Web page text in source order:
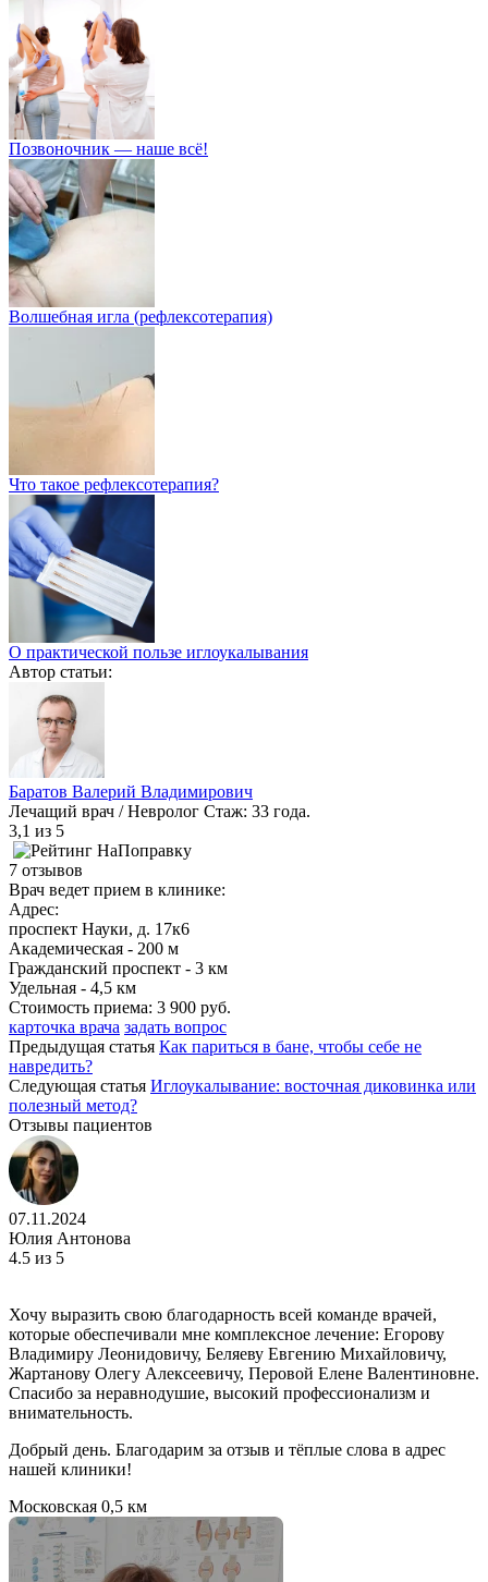
Позвоночник — наше всё!
Волшебная игла (рефлексотерапия)
Что такое рефлексотерапия?
О практической пользе иглоукалывания
Автор статьи:
Баратов Валерий Владимирович
Лечащий врач / Невролог Стаж: 33 года.
3,1 из 5
7 отзывов
Врач ведет прием в клинике:
Адрес:
проспект Науки, д. 17к6
Академическая - 200 м
Гражданский проспект - 3 км
Удельная - 4,5 км
Стоимость приема: 3 900 руб.
карточка врача задать вопрос
Предыдущая статья Как париться в бане, чтобы себе не
навредить?
Следующая статья Иглоукалывание: восточная диковинка или
полезный метод?
Отзывы пациентов
07.11.2024
Юлия Антонова
4.5 из 5
Хочу выразить свою благодарность всей команде врачей,
которые обеспечивали мне комплексное лечение: Егорову
Владимиру Леонидовичу, Беляеву Евгению Михайловичу,
Жартанову Олегу Алексеевичу, Перовой Елене Валентиновне.
Спасибо за неравнодушие, высокий профессионализм и
внимательность.
Добрый день. Благодарим за отзыв и тёплые слова в адрес
нашей клиники!
Московская 0,5 км